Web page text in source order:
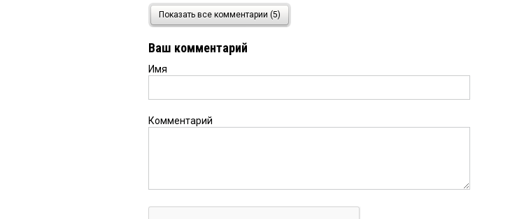
... 12 июля 2019 в 11:40:
все сокрытое имущество не стоит 100 мил. руб. даже близко
Любчич 12 июля 2019 в 08:59:
Показать все комментарии (5)
Ваш комментарий
Имя
Комментарий